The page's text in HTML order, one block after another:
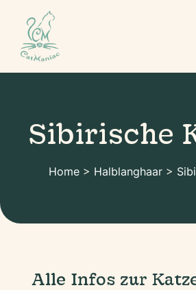
Sibirische
Home> Halblanghaar>
Alle Infos zur